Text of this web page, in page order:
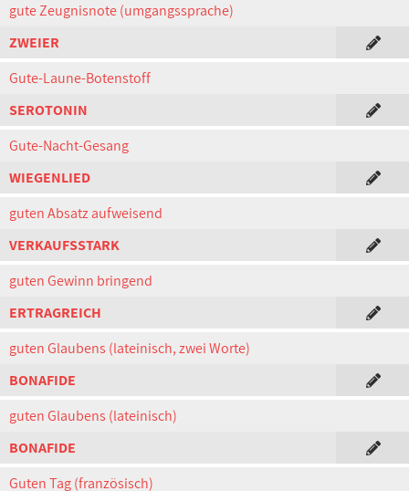
gute Zeugnisnote (umgangssprache)
ZWEIER
Gute-Laune-Botenstoff
SEROTONIN
Gute-Nacht-Gesang
WIEGENLIED
guten Absatz aufweisend
VERKAUFSSTARK
guten Gewinn bringend
ERTRAGREICH
guten Glaubens (lateinisch, zwei Worte)
BONAFIDE
guten Glaubens (lateinisch)
BONAFIDE
Guten Tag (französisch)